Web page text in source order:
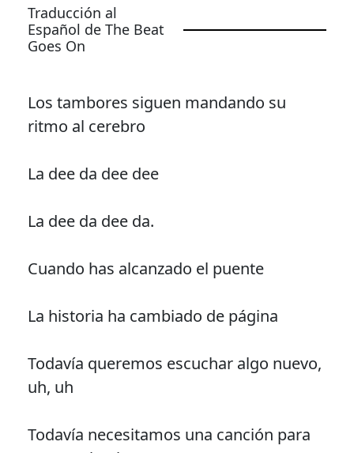
Traducción al
Español de The Beat
Goes On
Los tambores siguen mandando su
ritmo al cerebro
La dee da dee dee
La dee da dee da.
Cuando has alcanzado el puente
La historia ha cambiado de página
Todavía queremos escuchar algo nuevo,
uh, uh
Todavía necesitamos una canción para